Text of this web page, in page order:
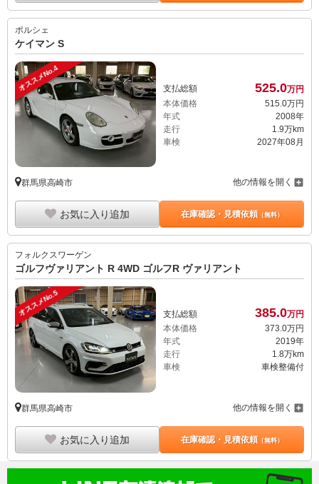
ポルシェ
ケイマン S
オススメNo.4 支払総額 525.0万円
本体価格
515. 0万円
年式
2008年
走行
1.9万km
車検
2027年08月
群馬県高崎市 他の情報を開く
お気に入り追加 在庫確認・見積依頼（無料）
フォルクスワーゲン
ゴルフヴァリアント R 4WD ゴルフR ヴァリアント
オススメNo.5 支払総額 385.0万円
本体価格
373.0万円
年式
2019年
走行
1.8万km
車検
車検整備付
群馬県高崎市 他の情報を開く
お気に入り追加 在庫確認・見積依頼（無料）